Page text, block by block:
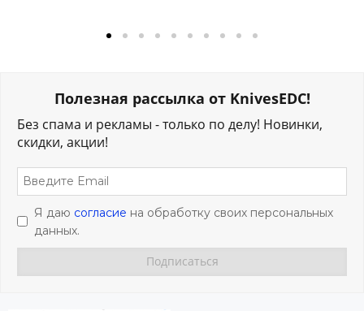
Полезная рассылка от KnivesEDC!
Без спама и рекламы - только по делу! Новинки,
скидки, акции!
Я даю согласие на обработку своих персональных
данных.